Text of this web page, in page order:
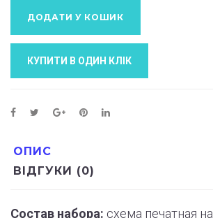
ДОДАТИ У КОШИК
КУПИТИ В ОДИН КЛIК
ОПИС
ВІДГУКИ (0)
Состав набора: схема печатная